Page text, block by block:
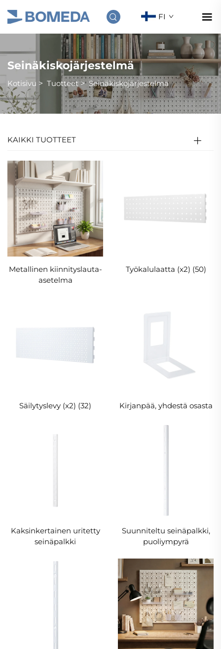
FI
Seinäkiskojärjestelmä
Kotisivu > Tuotteet>Seinäkiskojärjestelmä
KAIKKI TUOTTEET
Metallinen kiinnityslauta-
asetelma
Työkalulaatta (x2) (50)
Säilytyslevy (x2) (32) Kirjanpää, yhdestä osasta
Kaksinkertainen uritetty
seinäpalkki
Suunniteltu seinäpalkki,
puoliympyrä